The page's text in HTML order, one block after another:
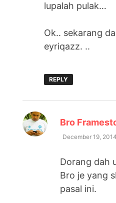
lupalah pulak…
Ok.. sekarang
eyriqazz. ..
REPLY
Bro
December 19,
Dorang dah
Bro je yang
pasal ini.